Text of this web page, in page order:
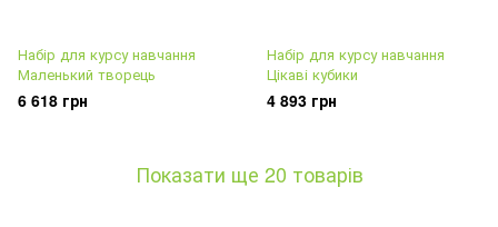
Набір для курсу навчання
Маленький творець
6 618 грн
Набір для курсу навчання
Цікаві кубики
4 893 грн
Показати ще 20 товарів